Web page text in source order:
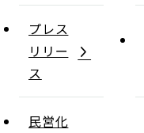
プレス
リリー
ス
民営化